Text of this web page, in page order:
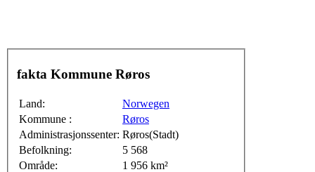
fakta Kommune Røros
Land:
Norwegen
Kommune :
Røros
Administrasjonssenter: Røros(Stadt)
Befolkning:
5 568
Område:
1 956 km²